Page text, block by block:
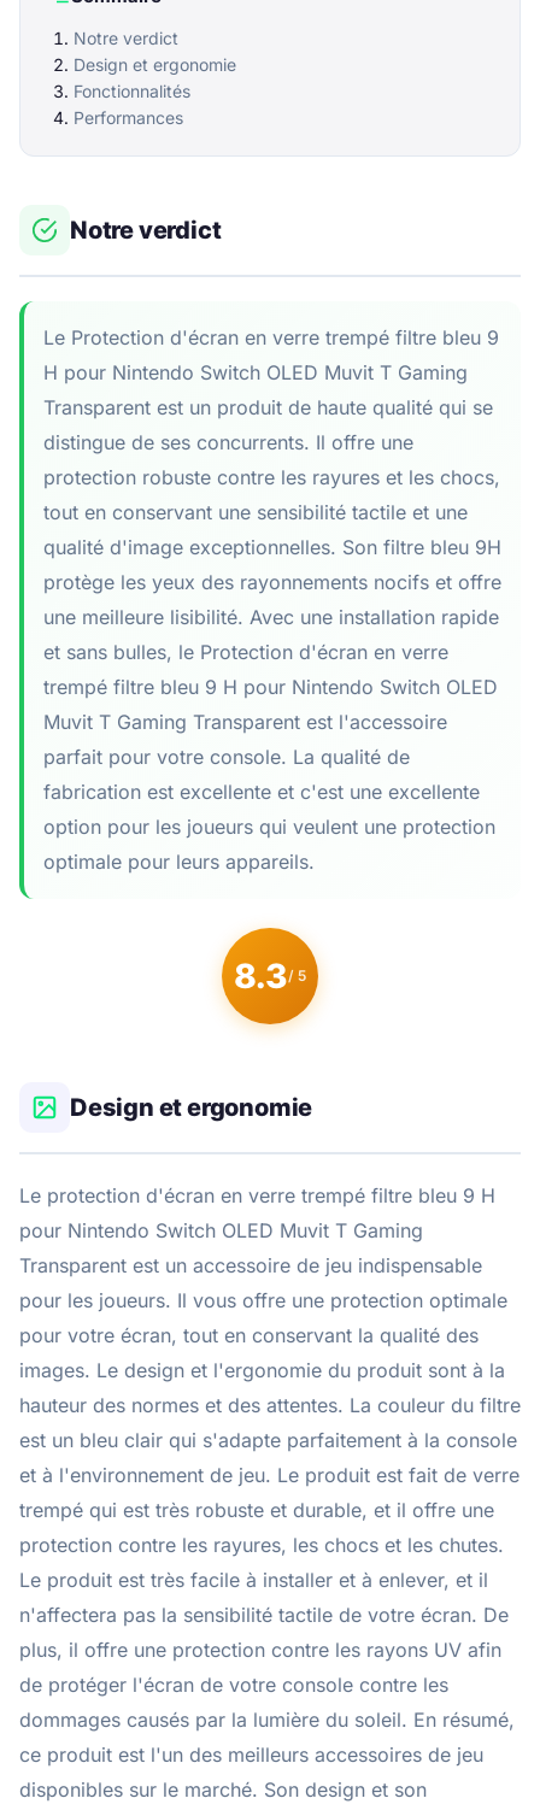
Notre verdict
Design et ergonomie
Fonctionnalités
Performances
Notre verdict
Le Protection d'écran en verre trempé filtre bleu 9
H pour Nintendo Switch OLED Muvit T Gaming
Transparent est un produit de haute qualité qui se
distingue de ses concurrents. Il offre une
protection robuste contre les rayures et les chocs,
tout en conservant une sensibilité tactile et une
qualité d'image exceptionnelles. Son filtre bleu 9H
protège les yeux des rayonnements nocifs et offre
une meilleure lisibilité. Avec une installation rapide
et sans bulles, le Protection d'écran en verre
trempé filtre bleu 9 H pour Nintendo Switch OLED
Muvit T Gaming Transparent est l'accessoire
parfait pour votre console. La qualité de
fabrication est excellente et c'est une excellente
option pour les joueurs qui veulent une protection
optimale pour leurs appareils.
8.3/ 5
Design et ergonomie
Le protection d'écran en verre trempé filtre bleu 9 H
pour Nintendo Switch OLED Muvit T Gaming
Transparent est un accessoire de jeu indispensable
pour les joueurs. Il vous offre une protection optimale
pour votre écran, tout en conservant la qualité des
images. Le design et l'ergonomie du produit sont à la
hauteur des normes et des attentes. La couleur du filtre
est un bleu clair qui s'adapte parfaitement à la console
et à l'environnement de jeu. Le produit est fait de verre
trempé qui est très robuste et durable, et il offre une
protection contre les rayures, les chocs et les chutes.
Le produit est très facile à installer et à enlever, et il
n'affectera pas la sensibilité tactile de votre écran. De
plus, il offre une protection contre les rayons UV afin
de protéger l'écran de votre console contre les
dommages causés par la lumière du soleil. En résumé,
ce produit est l'un des meilleurs accessoires de jeu
disponibles sur le marché. Son design et son